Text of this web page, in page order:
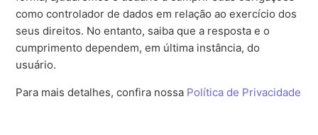
como controlador de dados em relação ao exercício dos
seus direitos. No entanto, saiba que a resposta e o
cumprimento dependem, em última instância, do
usuário.
Para mais detalhes, confira nossa Política de Privacidade